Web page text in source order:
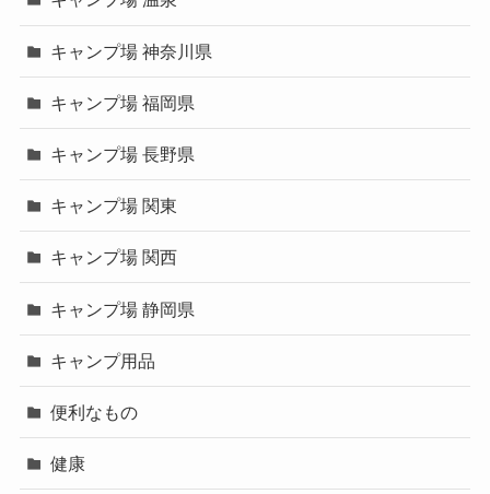
キャンプ場 神奈川県
キャンプ場 福岡県
キャンプ場 長野県
キャンプ場 関東
キャンプ場 関西
キャンプ場 静岡県
キャンプ用品
便利なもの
健康